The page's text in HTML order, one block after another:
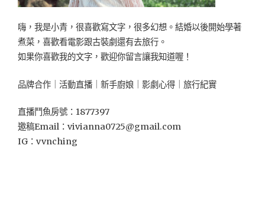
喔！"
嗨，我是小青，很喜歡寫文字，很多幻想。結婚以後開始學著
煮菜，喜歡看電影跟古裝劇還有去旅行。
如果你喜歡我的文字，歡迎你留言讓我知道喔！
品牌合作｜活動直播｜新手廚娘｜影劇心得｜旅行紀實
直播鬥魚房號：1877397
邀稿Email： vivianna0725@gmail.com
IG：vvnching